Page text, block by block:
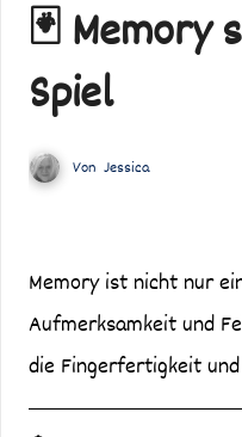
🃏 Memory
Spiel
Von Jessica
Memory ist nicht nur ein Klassiker unter den Gesellschaftsspielen, sondern auch ein wertvolles Training für Gedächtnis,
Aufmerksamkeit und
die Fingerfertigkeit